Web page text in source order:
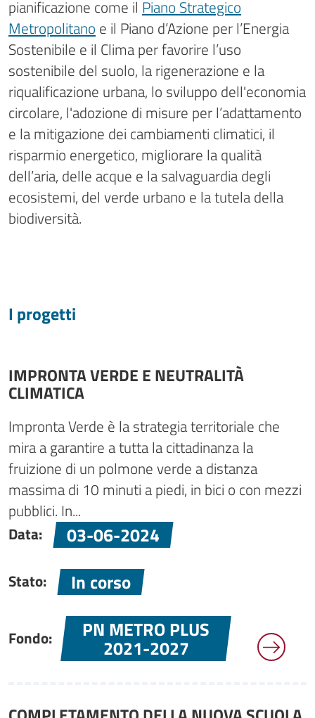
pianificazione come il Piano Strategico
Metropolitano e il Piano d’Azione per l’Energia
Sostenibile e il Clima per favorire l’uso
sostenibile del suolo, la rigenerazione e la
riqualificazione urbana, lo sviluppo dell'economia
circolare, l'adozione di misure per l’adattamento
e la mitigazione dei cambiamenti climatici, il
risparmio energetico, migliorare la qualità
dell’aria, delle acque e la salvaguardia degli
ecosistemi, del verde urbano e la tutela della
biodiversità.
I progetti
IMPRONTA VERDE E NEUTRALITÀ
CLIMATICA
Impronta Verde è la strategia territoriale che
mira a garantire a tutta la cittadinanza la
fruizione di un polmone verde a distanza
massima di 10 minuti a piedi, in bici o con mezzi
pubblici. In...
Data:
03-06-2024
Stato: In corso
Fondo: PN METRO PLUS
2021-2027